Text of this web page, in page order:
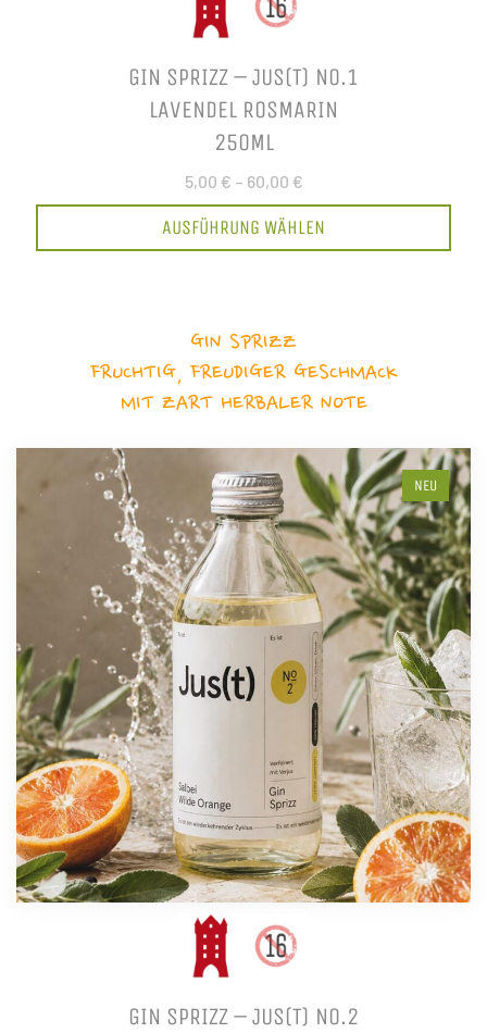
GIN SPRIZZ – JUS(T) NO.1
LAVENDEL ROSMARIN
250ML
5,00 € – 60,00 €
AUSFÜHRUNG WÄHLEN
GIN SPRIZZ
FRUCHTIG, FREUDIGER GESCHMACK
MIT ZART HERBALER NOTE
NEU
GIN SPRIZZ – JUS(T) NO.2